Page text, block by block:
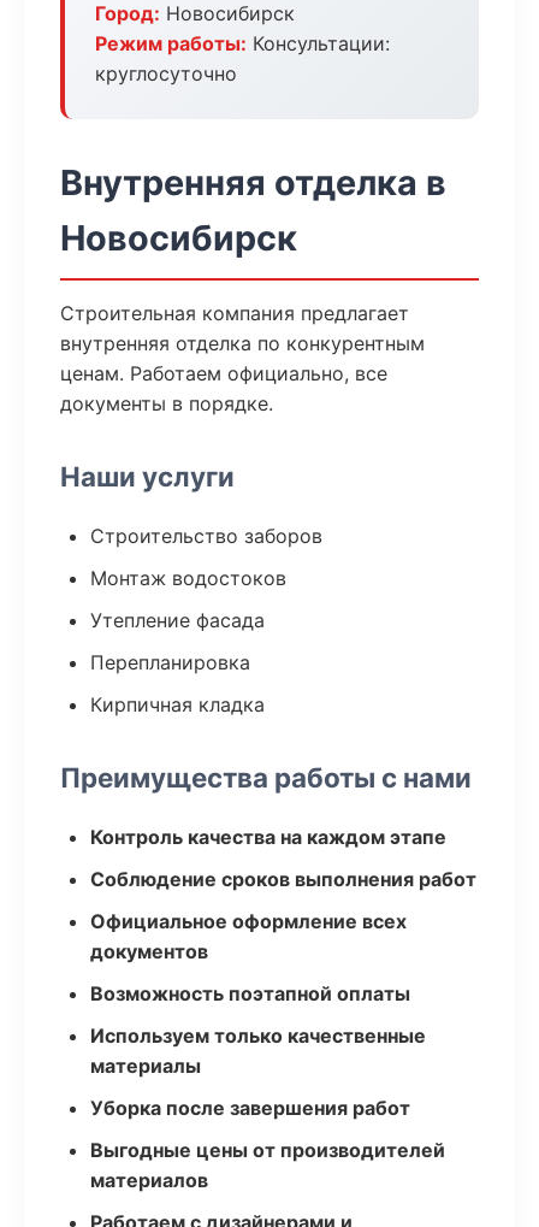
Город: Новосибирск
Режим работы: Консультации:
круглосуточно
Внутренняя отделка в
Новосибирск
Строительная компания предлагает
внутренняя отделка по конкурентным
ценам. Работаем официально, все
документы в порядке.
Наши услуги
Строительство заборов
Монтаж водостоков
Утепление фасада
Перепланировка
Кирпичная кладка
Преимущества работы с нами
Контроль качества на каждом этапе
Соблюдение сроков выполнения работ
Официальное оформление всех
документов
Возможность поэтапной оплаты
Используем только качественные
материалы
Уборка после завершения работ
Выгодные цены от производителей
материалов
Работаем с дизайнерами и